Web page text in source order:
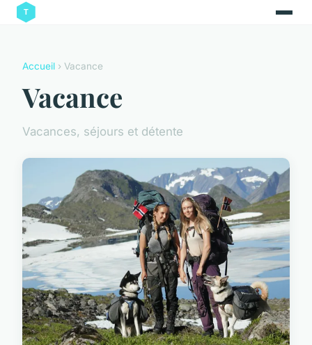
Accueil › Vacance
Vacance
Vacances, séjours et détente